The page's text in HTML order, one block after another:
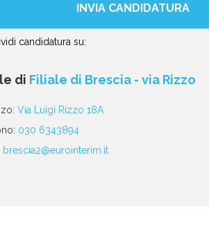
INVIA CANDIDATURA
candidatura su:
susu
WhatsApp
di Filiale di Brescia - via Rizzo
Via Luigi Rizzo 18A
030 6343894
brescia2@eurointerim.it